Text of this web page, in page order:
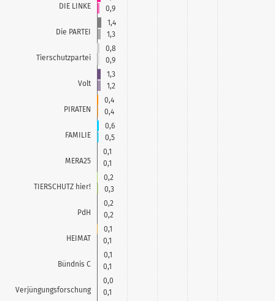
DIE LINKE
Die PARTEI
Tierschutzpartei
Volt
PIRATEN
FAMILIE
MERA25
TIERSCHUTZ hier!
PdH
HEIMAT
Bündnis C
Verjüngungsforschung
0,9
1,3
0,9
1,2
0,4
0,5
0,1
0,3
0,2
0,1
0,1
0,1
1,4
0,8
1,3
0,4
0,6
0,1
0,2
0,2
0,1
0,1
0,0